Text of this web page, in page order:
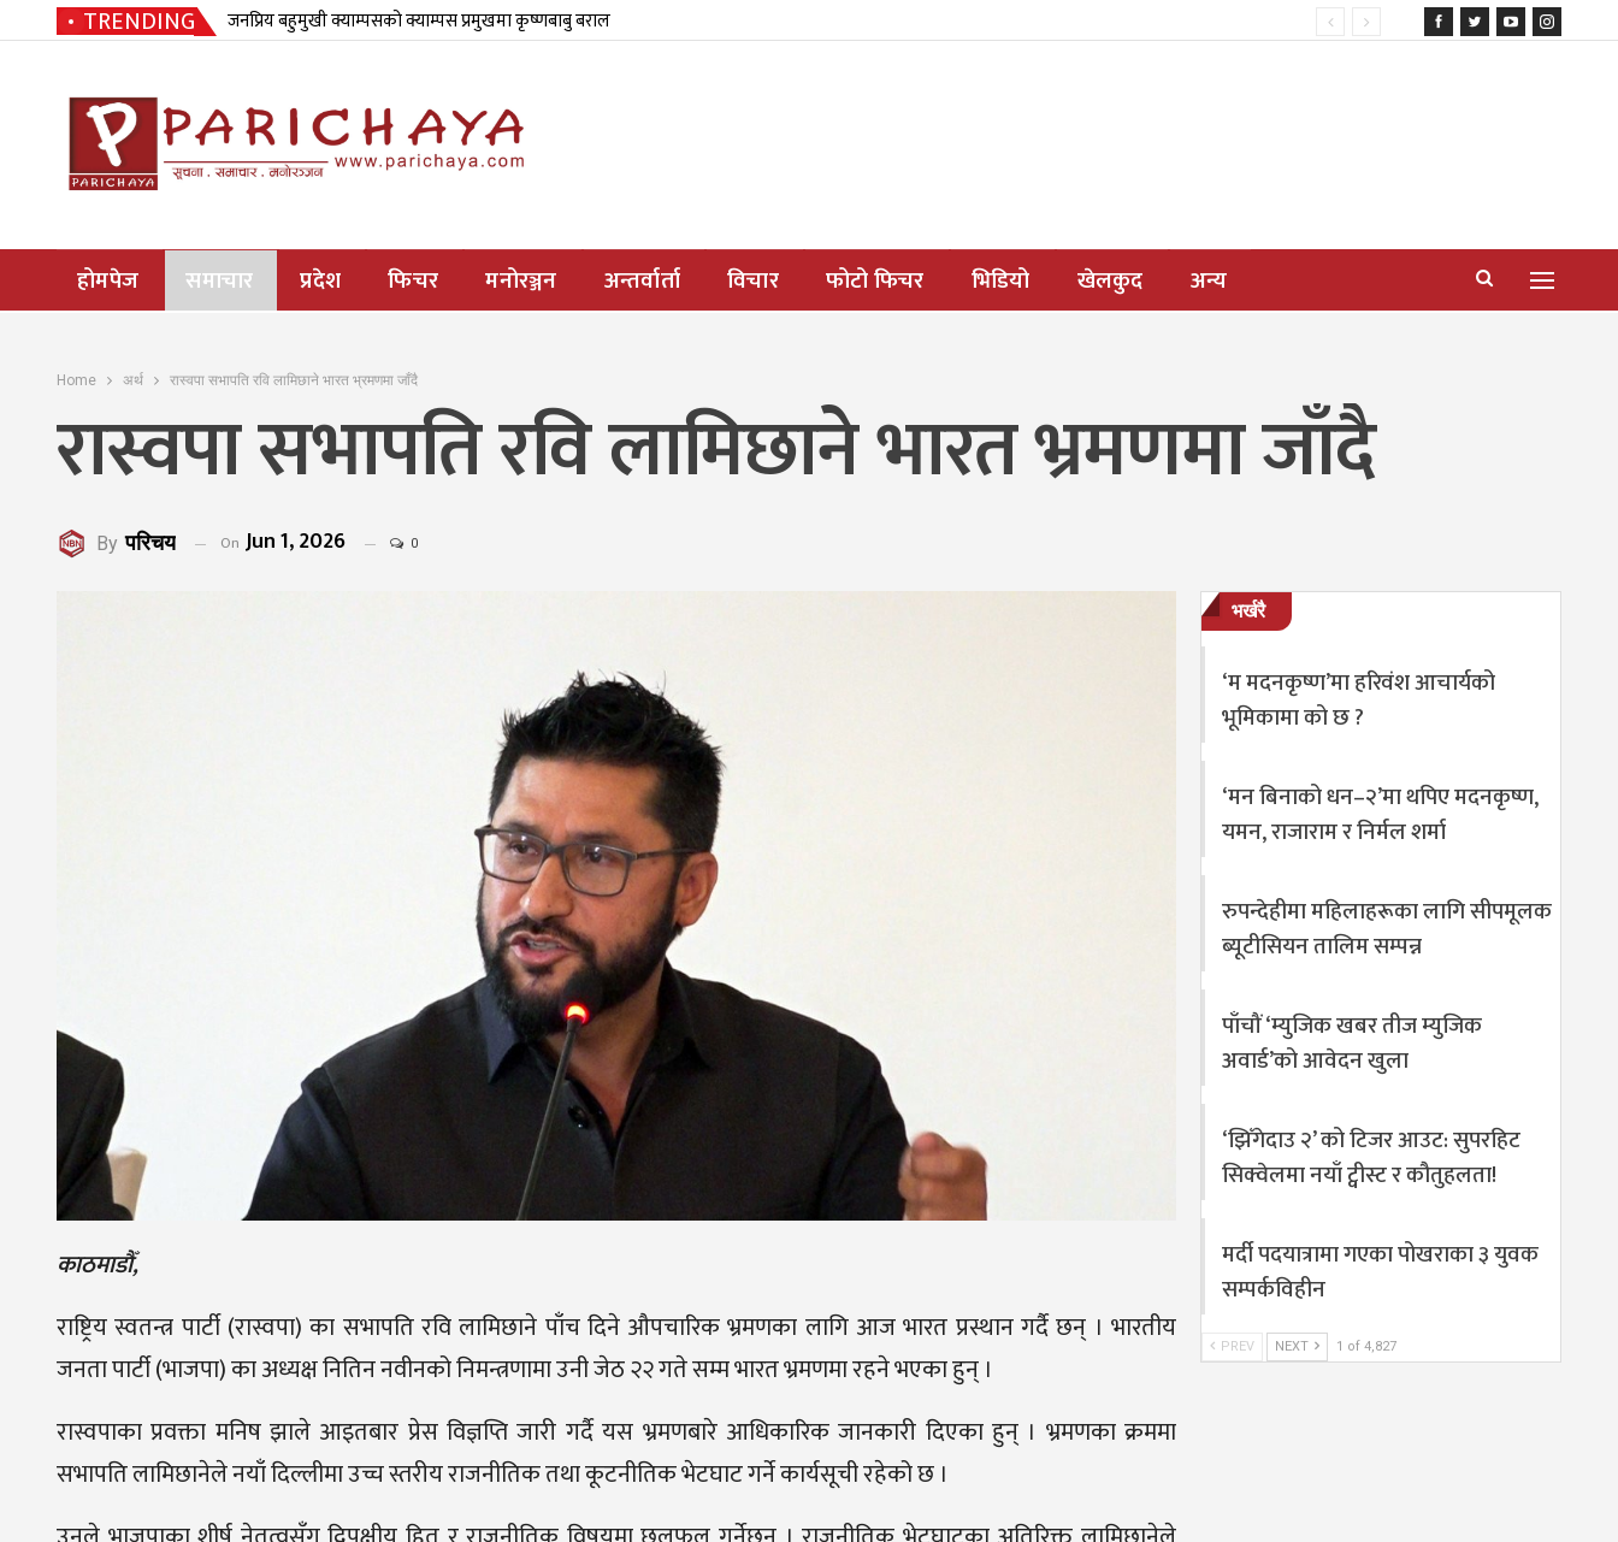
TRENDING जनप्रिय बहुमुखी क्याम्पसको क्याम्पस प्रमुखमा कृष्णबाबु बराल
होमपेज समाचार प्रदेश फिचर मनोरञ्जन अन्तर्वार्ता विचार फोटो फिचर भिडियो खेलकुद अन्य
Home अर्थ रास्वपा सभापति रवि लामिछाने भारत भ्रमणमा जाँदै
रास्वपा सभापति रवि लामिछाने भारत भ्रमणमा जाँदै
By परिचय On Jun 1, 2026 0
काठमाडौँ,
राष्ट्रिय स्वतन्त्र पार्टी (रास्वपा) का सभापति रवि लामिछाने पाँच दिने औपचारिक भ्रमणका लागि आज भारत प्रस्थान गर्दै छन् । भारतीय
जनता पार्टी (भाजपा) का अध्यक्ष नितिन नवीनको निमन्त्रणामा उनी जेठ २२ गते सम्म भारत भ्रमणमा रहने भएका हुन् ।
रास्वपाका प्रवक्ता मनिष झाले आइतबार प्रेस विज्ञप्ति जारी गर्दै यस भ्रमणबारे आधिकारिक जानकारी दिएका हुन् । भ्रमणका क्रममा
सभापति लामिछानेले नयाँ दिल्लीमा उच्च स्तरीय राजनीतिक तथा कूटनीतिक भेटघाट गर्ने कार्यसूची रहेको छ ।
भर्खरै
‘म मदनकृष्ण’मा हरिवंश आचार्यको
भूमिकामा को छ ?
‘मन बिनाको धन–२’मा थपिए मदनकृष्ण,
यमन, राजाराम र निर्मल शर्मा
रुपन्देहीमा महिलाहरूका लागि सीपमूलक
ब्यूटीसियन तालिम सम्पन्न
पाँचौं ‘म्युजिक खबर तीज म्युजिक
अवार्ड’को आवेदन खुला
‘झिँगेदाउ २’ को टिजर आउट: सुपरहिट
सिक्वेलमा नयाँ ट्वीस्ट र कौतुहलता!
मर्दी पदयात्रामा गएका पोखराका ३ युवक
सम्पर्कविहीन
PREV NEXT 1 of 4,827